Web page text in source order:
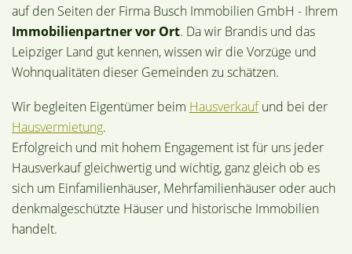
auf den Seiten der Firma Busch Immobilien GmbH - Ihrem
Immobilienpartner vor Ort. Da wir Brandis und das
Leipziger Land gut kennen, wissen wir die Vorzüge und
Wohnqualitäten dieser Gemeinden zu schätzen.
Wir begleiten Eigentümer beim Hausverkaufund bei der
Hausvermietung.
Erfolgreich und mit hohem Engagement ist für uns jeder
Hausverkauf gleichwertig und wichtig, ganz gleich ob es
sich um Einfamilienhäuser, Mehrfamilienhäuser oder auch
denkmalgeschützte Häuser und historische Immobilien
handelt.